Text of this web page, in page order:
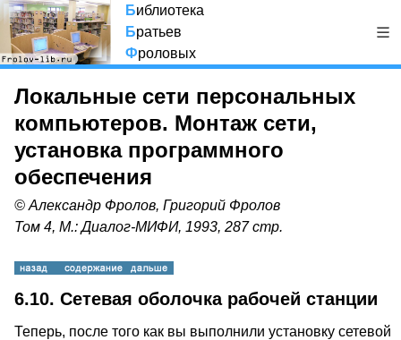
Библиотека
Братьев
Фроловых
Локальные сети персональных
компьютеров. Монтаж сети,
установка программного
обеспечения
© Александр Фролов, Григорий Фролов
Том 4, М.: Диалог-МИФИ, 1993, 287 стр.
6.10. Сетевая оболочка рабочей станции
Теперь, после того как вы выполнили установку сетевой